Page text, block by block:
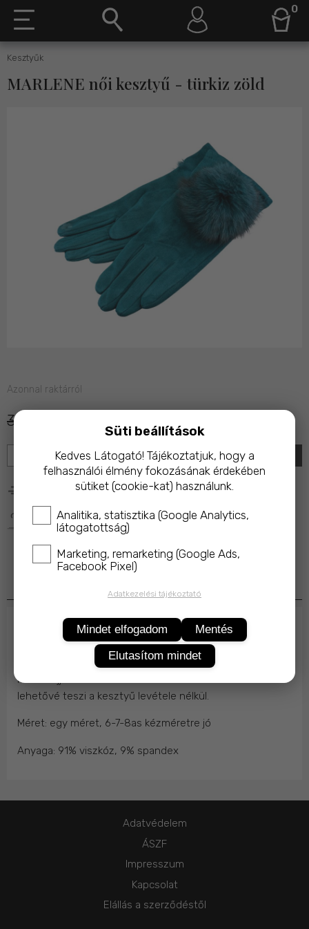
0
Kesztyűk
MARLENE női kesztyű - türkiz zöld
Azonnal raktárról
3 490 Ft
KOSÁRBA
25 000 Ft feletti rendelés esetén ingyenes kiszállítás!
A termék megvásárlásakor az ár 10%-ával a
Macskavédő Alapítványt
Termékleírás
Elegáns női kesztyű, selymesen puha anyagból, műszőr
Mutatóujj kialakítása miatt okostelefon használatát is
lehetővé teszi a kesztyű levétele nélkül.
Méret: egy méret, 6-7-8as kézméretre jó
Anyaga: 91% viszkóz, 9% spandex
Adatvédelem
ÁSZF
Impresszum
Kapcsolat
Elállás a szerződéstől
Süti beállítások
Kedves Látogató! Tájékoztatjuk, hogy a
felhasználói élmény fokozásának érdekében
sütiket (cookie-kat) használunk.
Analitika, statisztika (Google Analytics,
látogatottság)
Marketing, remarketing (Google Ads,
Facebook Pixel)
Adatkezelési tájékoztató
Mindet elfogadom
Mentés
Elutasítom mindet